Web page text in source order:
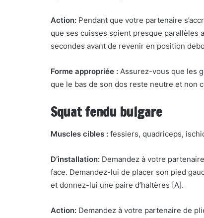
Action: Pendant que votre partenaire
que ses cuisses soient presque parallèles
secondes avant de revenir en position
Forme appropriée : Assurez-vous que les
que le bas de son dos reste neutre et non
Squat fendu bulgare
Muscles cibles : fessiers, quadriceps,
D’installation: Demandez à votre
face. Demandez-lui de placer son pied
et donnez-lui une paire d’haltères [A].
Action: Demandez à votre partenaire de